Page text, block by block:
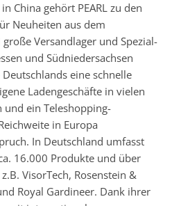
China gehört PEARL zu den
Neuheiten aus dem
Versandlager und Spezial-
und Südniedersachsen
eine schnelle
Ladengeschäfte in vielen
ein Teleshopping-
in Europa
In Deutschland umfasst
16.000 Produkte und über
VisorTech, Rosenstein &
Royal Gardineer. Dank ihrer